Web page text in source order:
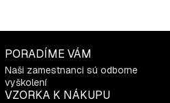
PORADÍME VÁM
Naši zamestnanci sú odborne
vyškolení
VZORKA K NÁKUPU